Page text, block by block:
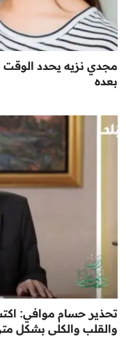
مجدي نزيه يحدد الوقت
بعده
تحذير حسام موافي:
والقلب والكلى بشكل